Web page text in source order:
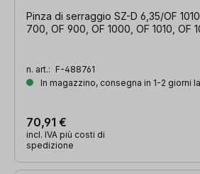
Pinza di serraggio SZ-D 6,35/OF
700, OF 900, OF 1000, OF 1010, OF
n. art.: F-488761
In magazzino, consegna in 1-2 giorni
70,91 €
incl. IVA più costi di
spedizione